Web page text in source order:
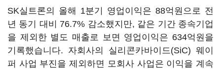
SK실트론의 올해 1분기 영업이익은 88억원으로 전
년 동기 대비 76.7% 감소했지만, 같은 기간 종속기업
을 제외한 별도 매출로 보면 영업이익은 634억원을
기록했습니다. 자회사의 실리콘카바이드(SiC) 웨이
퍼 사업 부진을 제외하면 모회사 사업은 이익을 계속